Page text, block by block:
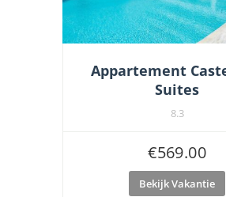
Appartement
Suites
8.3
€569.00
Bekijk Vakantie